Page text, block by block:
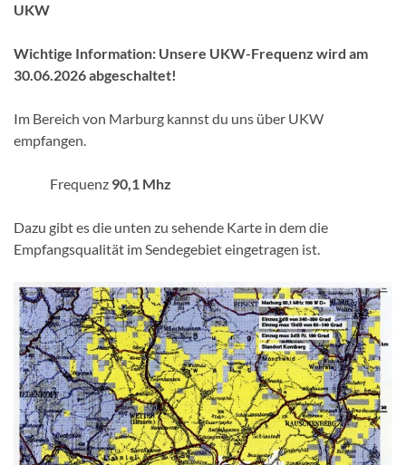
UKW
Wichtige Information: Unsere UKW-Frequenz wird am
30.06.2026 abgeschaltet!
Im Bereich von Marburg kannst du uns über UKW
empfangen.
Frequenz 90,1 Mhz
Dazu gibt es die unten zu sehende Karte in dem die
Empfangsqualität im Sendegebiet eingetragen ist.